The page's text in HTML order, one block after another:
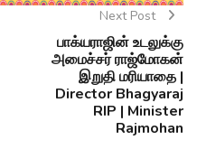
Next Post
பாக்யராஜின் உடலுக்கு
அமைச்சர் ராஜ்மோகன்
இறுதி மரியாதை |
Director Bhagyaraj
RIP | Minister
Rajmohan